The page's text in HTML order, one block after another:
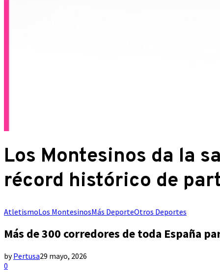
Los Montesinos da la
récord histórico de
AtletismoLos MontesinosMás DeporteOtros Deportes
Más de 300 corredores de toda España
byPertusa29 mayo, 2026
0